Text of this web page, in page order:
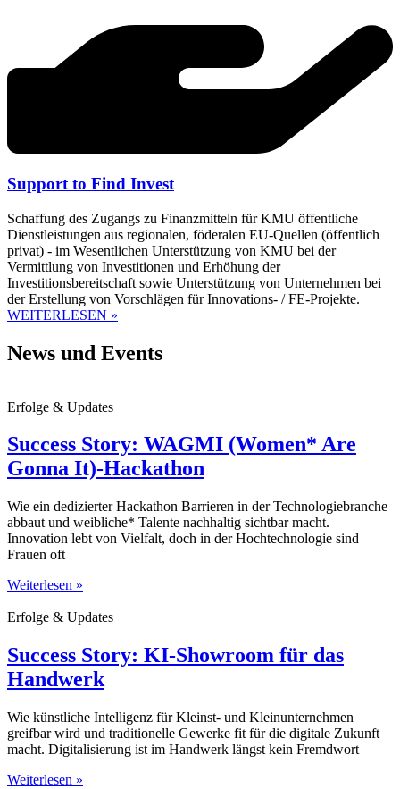
Support to Find Invest
Schaffung des Zugangs zu Finanzmitteln für KMU öffentliche
Dienstleistungen aus regionalen, föderalen EU-Quellen (öffentlich
privat) - im Wesentlichen Unterstützung von KMU bei der
Vermittlung von Investitionen und Erhöhung der
Investitionsbereitschaft sowie Unterstützung von Unternehmen bei
der Erstellung von Vorschlägen für Innovations- / FE-Projekte.
WEITERLESEN »
News und Events
Erfolge & Updates
Success Story: WAGMI (Women* Are
Gonna It)-Hackathon
Wie ein dedizierter Hackathon Barrieren in der Technologiebranche
abbaut und weibliche* Talente nachhaltig sichtbar macht.
Innovation lebt von Vielfalt, doch in der Hochtechnologie sind
Frauen oft
Weiterlesen »
Erfolge & Updates
Success Story: KI-Showroom für das
Handwerk
Wie künstliche Intelligenz für Kleinst- und Kleinunternehmen
greifbar wird und traditionelle Gewerke fit für die digitale Zukunft
macht. Digitalisierung ist im Handwerk längst kein Fremdwort
Weiterlesen »